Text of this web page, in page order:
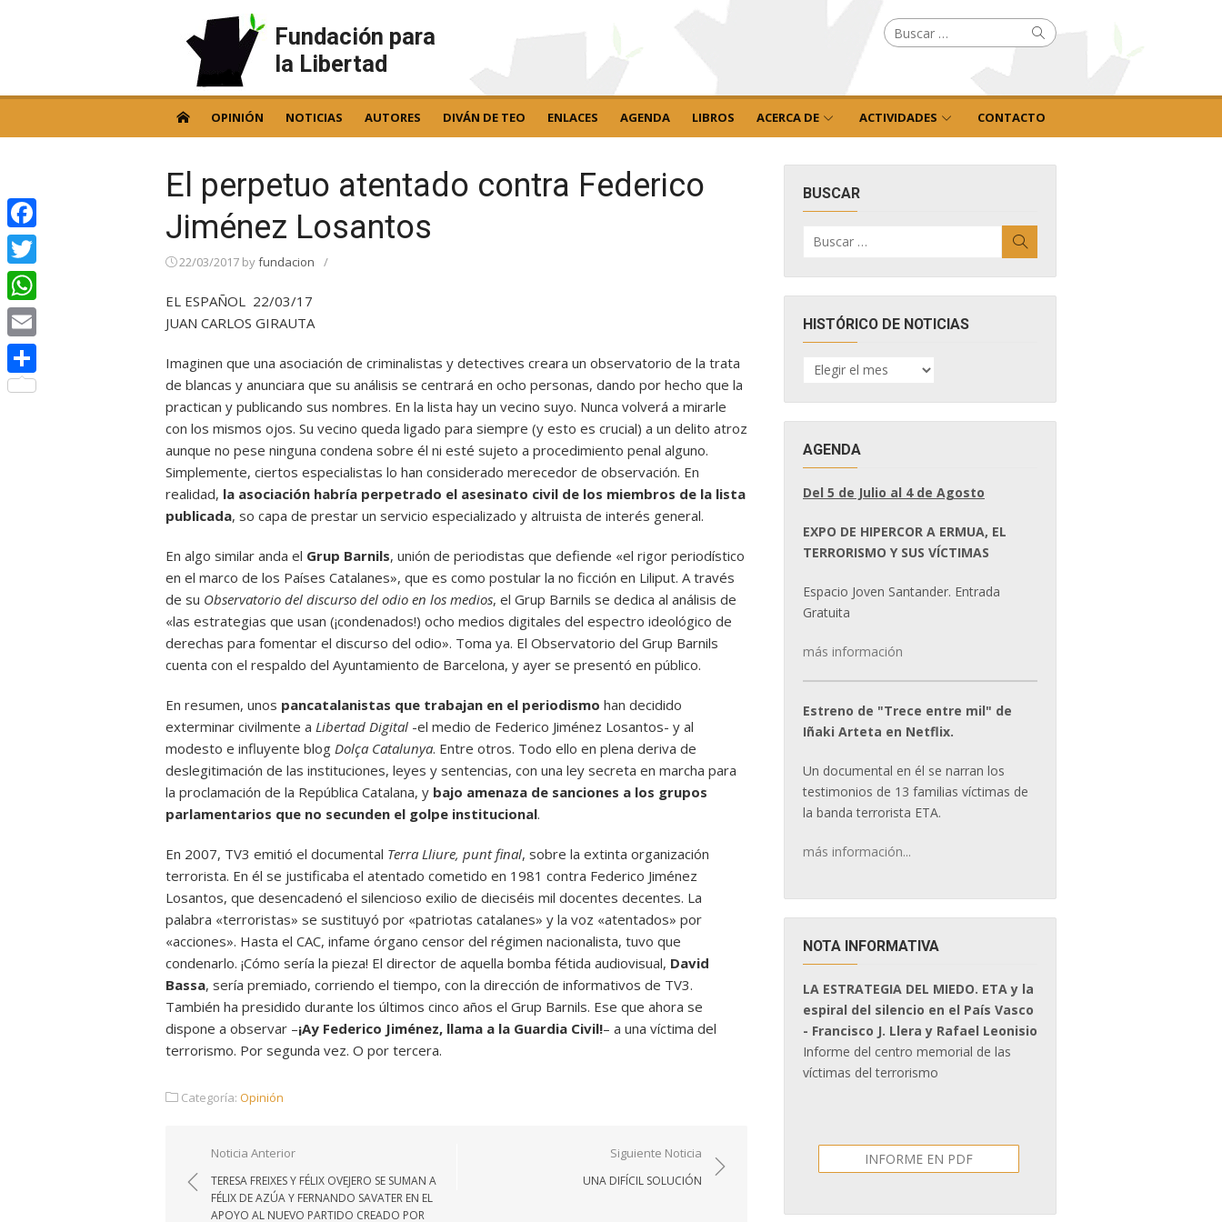
Fundación para
la Libertad
Buscar
por: Buscar
OPINIÓN NOTICIAS AUTORES DIVÁN DE TEO ENLACES AGENDA LIBROS ACERCA DE ACTIVIDADES CONTACTO
El perpetuo atentado contra Federico
Jiménez Losantos
22/03/2017 byfundacion /
EL ESPAÑOL 22/03/17
JUAN CARLOS GIRAUTA
Imaginen que una asociación de criminalistas y detectives creara un observatorio de la trata
de blancas y anunciara que su análisis se centrará en ocho personas, dando por hecho que la
practican y publicando sus nombres. En la lista hay un vecino suyo. Nunca volverá a mirarle
con los mismos ojos. Su vecino queda ligado para siempre (y esto es crucial) a un delito atroz
aunque no pese ninguna condena sobre él ni esté sujeto a procedimiento penal alguno.
Simplemente, ciertos especialistas lo han considerado merecedor de observación. En
realidad, la asociación habría perpetrado el asesinato civil de los miembros de la lista
publicada, so capa de prestar un servicio especializado y altruista de interés general.
En algo similar anda el Grup Barnils, unión de periodistas que defiende «el rigor periodístico
en el marco de los Países Catalanes», que es como postular la no ficción en Liliput. A través
de su Observatorio del discurso del odio en los medios, el Grup Barnils se dedica al análisis de
«las estrategias que usan (¡condenados!) ocho medios digitales del espectro ideológico de
derechas para fomentar el discurso del odio». Toma ya. El Observatorio del Grup Barnils
cuenta con el respaldo del Ayuntamiento de Barcelona, y ayer se presentó en público.
En resumen, unos pancatalanistas que trabajan en el periodismo han decidido
exterminar civilmente a Libertad Digital -el medio de Federico Jiménez Losantos- y al
modesto e influyente blog Dolça Catalunya. Entre otros. Todo ello en plena deriva de
deslegitimación de las instituciones, leyes y sentencias, con una ley secreta en marcha para
la proclamación de la República Catalana, y bajo amenaza de sanciones a los grupos
parlamentarios que no secunden el golpe institucional.
En 2007, TV3 emitió el documental Terra Lliure, punt final, sobre la extinta organización
terrorista. En él se justificaba el atentado cometido en 1981 contra Federico Jiménez
Losantos, que desencadenó el silencioso exilio de dieciséis mil docentes decentes. La
palabra «terroristas» se sustituyó por «patriotas catalanes» y la voz «atentados» por
«acciones». Hasta el CAC, infame órgano censor del régimen nacionalista, tuvo que
condenarlo. ¡Cómo sería la pieza! El director de aquella bomba fétida audiovisual, David
Bassa, sería premiado, corriendo el tiempo, con la dirección de informativos de TV3.
También ha presidido durante los últimos cinco años el Grup Barnils. Ese que ahora se
dispone a observar –¡Ay Federico Jiménez, llama a la Guardia Civil!– a una víctima del
terrorismo. Por segunda vez. O por tercera.
Categoría: Opinión
Navegación
de
entradas
Noticia Anterior
TERESA FREIXES Y FÉLIX OVEJERO SE SUMAN A
FÉLIX DE AZÚA Y FERNANDO SAVATER EN EL
APOYO AL NUEVO PARTIDO CREADO POR
Siguiente Noticia
UNA DIFÍCIL SOLUCIÓN
BUSCAR
por:
HISTÓRICO DE NOTICIAS
HISTÓRICO
DE
AGENDA
Del 5 de Julio al 4 de Agosto
EXPO DE HIPERCOR A ERMUA, EL
TERRORISMO Y SUS VÍCTIMAS
Espacio Joven Santander. Entrada
Gratuita
más información
Estreno de "Trece entre mil" de
Iñaki Arteta en Netflix.
Un documental en él se narran los
testimonios de 13 familias víctimas de
la banda terrorista ETA.
más información...
NOTA INFORMATIVA
LA ESTRATEGIA DEL MIEDO. ETA y la
espiral del silencio en el País Vasco
- Francisco J. Llera y Rafael Leonisio
Informe del centro memorial de las
víctimas del terrorismo
INFORME EN PDF
Facebook
Twitter
WhatsApp
Email
Compartir